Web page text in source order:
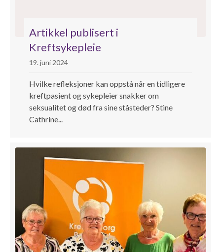
Artikkel publisert i
Kreftsykepleie
19. juni 2024
Hvilke refleksjoner kan oppstå når en tidligere
kreftpasient og sykepleier snakker om
seksualitet og død fra sine ståsteder? Stine
Cathrine...